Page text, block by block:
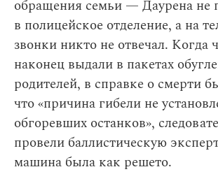
обращения семьи — Даурена не
в полицейское отделение, а на
звонки никто не отвечал. Когда
наконец выдали в пакетах
родителей, в справке о смерти
что «причина гибели не
обгоревших останков»,
провели баллистическую
машина была как решето.